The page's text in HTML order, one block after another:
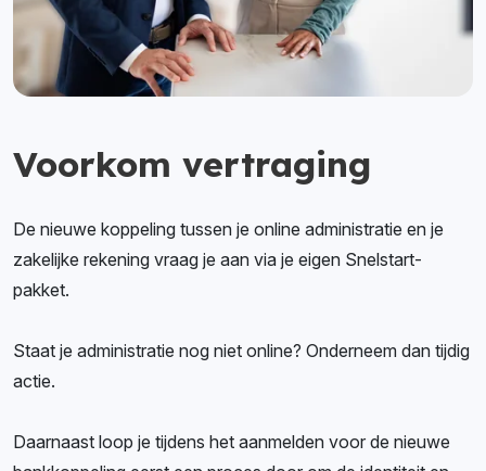
Voorkom vertraging
De nieuwe koppeling tussen je online administratie en je
zakelijke rekening vraag je aan via je eigen Snelstart-
pakket.
Staat je administratie nog niet online? Onderneem dan tijdig
actie.
Daarnaast loop je tijdens het aanmelden voor de nieuwe